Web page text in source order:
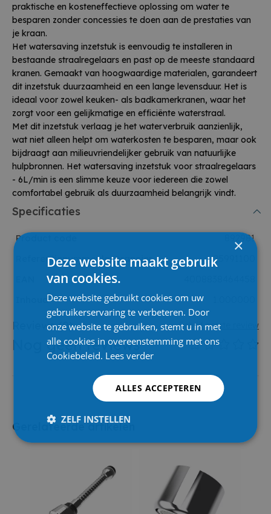
praktische en kosteneffectieve oplossing om water te
besparen zonder concessies te doen aan de prestaties van
je kraan.
Het watersaving inzetstuk is eenvoudig te installeren in
bestaande straalregelaars en past op de meeste standaard
kranen. Gemaakt van hoogwaardige materialen, garandeert
dit inzetstuk duurzaamheid en een lange levensduur. Het is
ideaal voor zowel keuken- als badkamerkranen, waar het
zorgt voor een gelijkmatige en efficiënte waterstraal.
Met dit inzetstuk verlaag je het waterverbruik aanzienlijk,
wat niet alleen helpt om waterkosten te besparen, maar ook
bijdraagt aan milieuvriendelijker gebruik van natuurlijke
hulpbronnen. Het watersaving inzetstuk voor straalregelaars
- 6L/min is een slimme keuze voor iedereen die zowel
comfortabel gebruik als duurzaamheid belangrijk vindt.
Specificaties
Product code
892981
Referentienummer leverancier
25991100
Inhoud
Reviews(0) Schrijf eerste review
Nog geen reviews
Gerelateerde artikelen
×
Deze website maakt gebruik
van cookies.
Deze website gebruikt cookies om uw
gebruikerservaring te verbeteren. Door
onze website te gebruiken, stemt u in met
alle cookies in overeenstemming met ons
Cookiebeleid. Lees verder
ALLES ACCEPTEREN
ZELF INSTELLEN